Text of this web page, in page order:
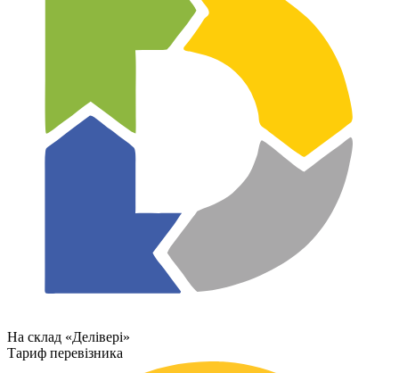
На склад «Делівері»
Тариф перевізника